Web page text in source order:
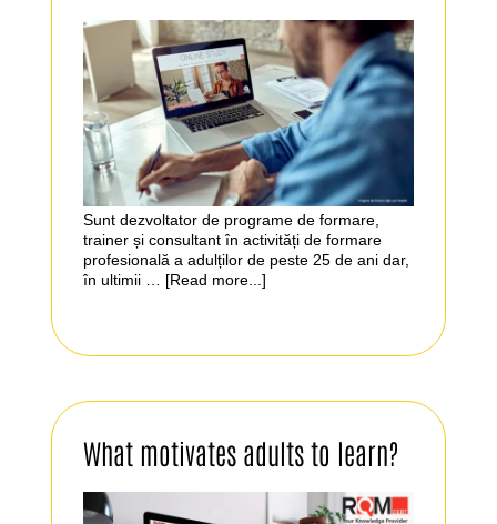
Sunt dezvoltator de programe de formare,
trainer și consultant în activități de formare
profesională a adulților de peste 25 de ani dar,
în ultimii … [Read more...]
What motivates adults to learn?